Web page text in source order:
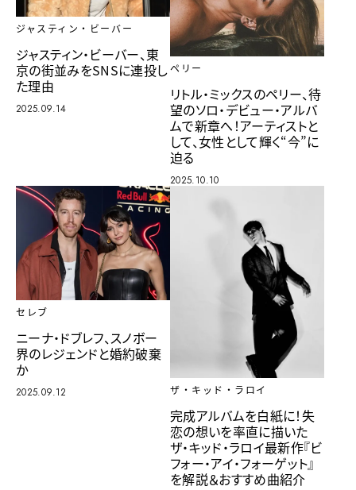
ジャスティン・ビーバー
ジャスティン・ビーバー、東
京の街並みをSNSに連投し
た理由
2025.09.14
ペリー
リトル・ミックスのペリー、待
望のソロ・デビュー・アルバ
ムで新章へ！アーティストと
して、女性として輝く“今”に
迫る
2025.10.10
セレブ
ニーナ・ドブレフ、スノボー
界のレジェンドと婚約破棄
か
2025.09.12 ザ・キッド・ラロイ
完成アルバムを白紙に！失
恋の想いを率直に描いた
ザ・キッド・ラロイ最新作『ビ
フォー・アイ・フォーゲット』
を解説＆おすすめ曲紹介